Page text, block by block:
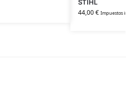
STIHL
44,00€ Impuestos